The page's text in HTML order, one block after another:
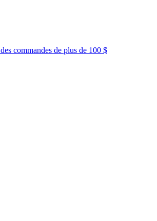
des commandes de plus de 100 $